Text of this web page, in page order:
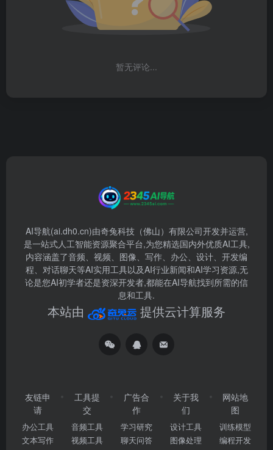
暂无评论...
AI导航(ai.dh0.cn)由奇兔科技（佛山）有限公司开发并运营,
是一站式人工智能资源聚合平台,为您精选国内外优质AI工具,
内容涵盖了音频、视频、图像、写作、办公、设计、开发编
程、对话聊天等AI实用工具以及AI行业新闻和AI学习资源,无
论是您AI初学者还是资深开发者,都能在AI导航找到所需的信
息和工具.
本站由 提供云计算服务
友链申
请
办公工具
文本写作
工具提
交
音频工具
视频工具
广告合
作
学习研究
聊天问答
关于我
们
设计工具
图像处理
网站地
图
训练模型
编程开发